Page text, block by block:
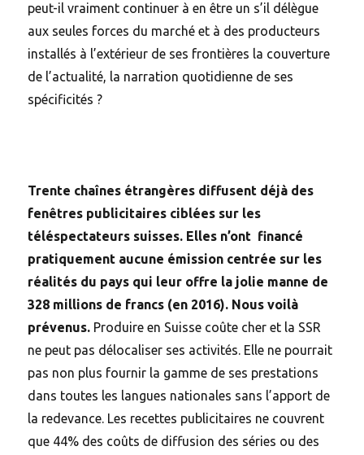
peut-il vraiment continuer à en être un s’il délègue
aux seules forces du marché et à des producteurs
installés à l’extérieur de ses frontières la couverture
de l’actualité, la narration quotidienne de ses
spécificités ?
Trente chaînes étrangères diffusent déjà des
fenêtres publicitaires ciblées sur les
téléspectateurs suisses. Elles n’ont financé
pratiquement aucune émission centrée sur les
réalités du pays qui leur offre la jolie manne de
328 millions de francs (en 2016). Nous voilà
prévenus. Produire en Suisse coûte cher et la SSR
ne peut pas délocaliser ses activités. Elle ne pourrait
pas non plus fournir la gamme de ses prestations
dans toutes les langues nationales sans l’apport de
la redevance. Les recettes publicitaires ne couvrent
que 44% des coûts de diffusion des séries ou des